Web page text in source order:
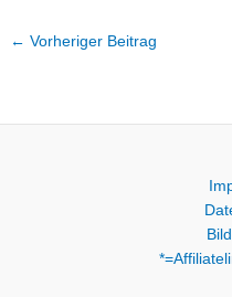
← Vorheriger Beitrag